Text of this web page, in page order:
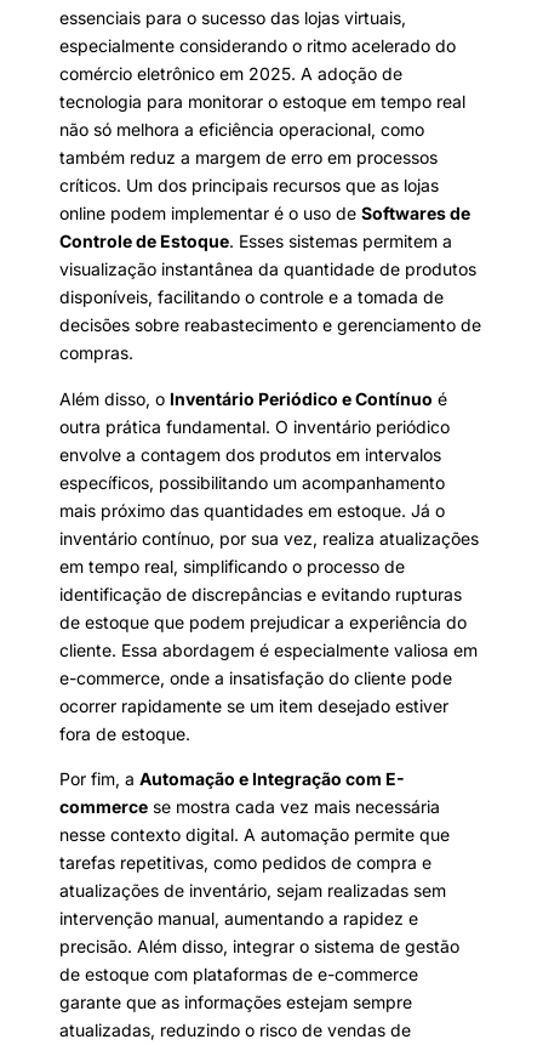
essenciais para o sucesso das lojas virtuais,
especialmente considerando o ritmo acelerado do
comércio eletrônico em 2025. A adoção de
tecnologia para monitorar o estoque em tempo real
não só melhora a eficiência operacional, como
também reduz a margem de erro em processos
críticos. Um dos principais recursos que as lojas
online podem implementar é o uso de Softwares de
Controle de Estoque. Esses sistemas permitem a
visualização instantânea da quantidade de produtos
disponíveis, facilitando o controle e a tomada de
decisões sobre reabastecimento e gerenciamento de
compras.
Além disso, o Inventário Periódico e Contínuo é
outra prática fundamental. O inventário periódico
envolve a contagem dos produtos em intervalos
específicos, possibilitando um acompanhamento
mais próximo das quantidades em estoque. Já o
inventário contínuo, por sua vez, realiza atualizações
em tempo real, simplificando o processo de
identificação de discrepâncias e evitando rupturas
de estoque que podem prejudicar a experiência do
cliente. Essa abordagem é especialmente valiosa em
e-commerce, onde a insatisfação do cliente pode
ocorrer rapidamente se um item desejado estiver
fora de estoque.
Por fim, a Automação e Integração com E-
commerce se mostra cada vez mais necessária
nesse contexto digital. A automação permite que
tarefas repetitivas, como pedidos de compra e
atualizações de inventário, sejam realizadas sem
intervenção manual, aumentando a rapidez e
precisão. Além disso, integrar o sistema de gestão
de estoque com plataformas de e-commerce
garante que as informações estejam sempre
atualizadas, reduzindo o risco de vendas de